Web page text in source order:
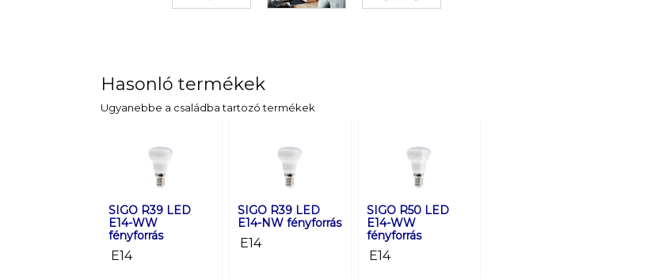
Hasonló termékek
Ugyanebbe a családba tartozó termékek
SIGO R39 LED
E14-WW
fényforrás
E14
SIGO R39 LED
E14-NW fényforrás
E14
SIGO R50 LED
E14-WW
fényforrás
E14